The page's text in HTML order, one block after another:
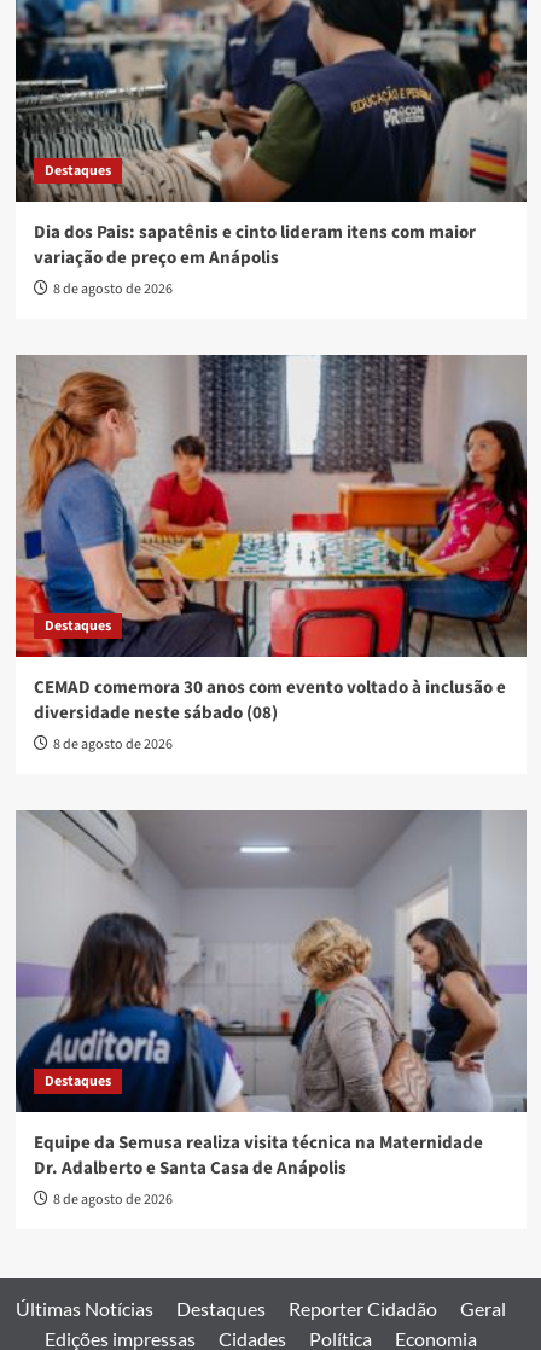
Destaques
Dia dos Pais: sapatênis e cinto lideram itens com maior
variação de preço em Anápolis
8 de agosto de 2026
Destaques
CEMAD comemora 30 anos com evento voltado à inclusão e
diversidade neste sábado (08)
8 de agosto de 2026
Destaques
Equipe da Semusa realiza visita técnica na Maternidade
Dr. Adalberto e Santa Casa de Anápolis
8 de agosto de 2026
Últimas Notícias Destaques Reporter Cidadão
Geral
Edições impressas
Cidades Política Economia